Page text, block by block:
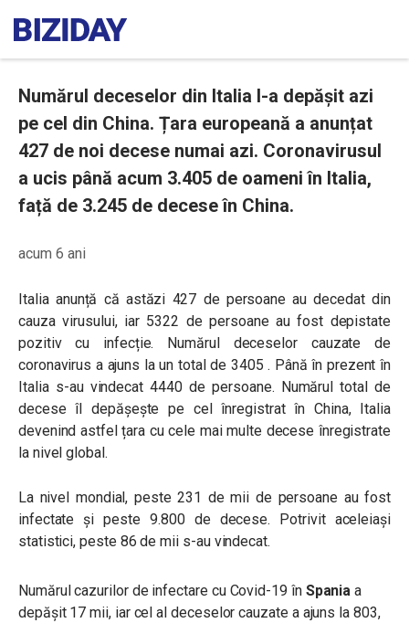
Numărul deceselor din Italia l-a depășit azi
pe cel din China. Țara europeană a anunțat
427 de noi decese numai azi. Coronavirusul
a ucis până acum 3.405 de oameni în Italia,
față de 3.245 de decese în China.
acum 6 ani
Italia anunță că astăzi 427 de persoane au decedat din
cauza virusului, iar 5322 de persoane au fost depistate
pozitiv cu infecție. Numărul deceselor cauzate de
coronavirus a ajuns la un total de 3405 . Până în prezent în
Italia s-au vindecat 4440 de persoane. Numărul total de
decese îl depășește pe cel înregistrat în China, Italia
devenind astfel țara cu cele mai multe decese înregistrate
la nivel global.
La nivel mondial, peste 231 de mii de persoane au fost
infectate și peste 9.800 de decese. Potrivit aceleiași
statistici, peste 86 de mii s-au vindecat.
Numărul cazurilor de infectare cu Covid-19 în Spania a
depășit 17 mii, iar cel al deceselor cauzate a ajuns la 803,